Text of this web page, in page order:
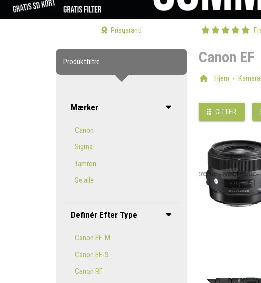
Prisgaranti
Produktfiltre
Mærker
Canon
Sigma
Tamron
Se alle
Definér Efter Type
Canon EF-M
Canon EF-S
Canon RF
Canon EF
Hjem
GITTER